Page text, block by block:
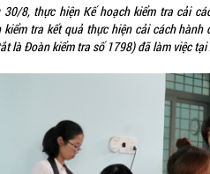
30/8, thực hiện Kế hoạch kiểm tra cải
kiểm tra kết quả thực hiện cải cách
là Đoàn kiểm tra số 1798) đã làm việc